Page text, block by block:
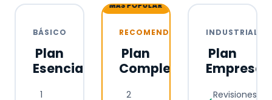
BÁSICO
Plan
Esencial
1
MÁS POPULAR
RECOMENDADO
Plan
Completo
2
INDUSTRIAL
Plan
Empresa
Revisiones